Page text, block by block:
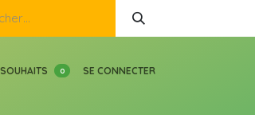
0 SE CONNECTER